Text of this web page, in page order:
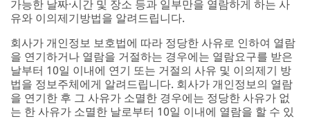
가능한 날짜·시간 및 장소 등과 일부만을 열람하게 하는 사
유와 이의제기방법을 알려드립니다.
회사가 개인정보 보호법에 따라 정당한 사유로 인하여 열람
을 연기하거나 열람을 거절하는 경우에는 열람요구를 받은
날부터 10일 이내에 연기 또는 거절의 사유 및 이의제기 방
법을 정보주체에게 알려드립니다. 회사가 개인정보의 열람
을 연기한 후 그 사유가 소멸한 경우에는 정당한 사유가 없
는 한 사유가 소멸한 날로부터 10일 이내에 열람을 할 수 있